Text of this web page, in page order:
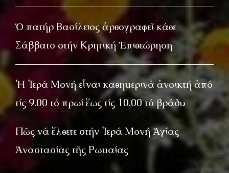
Ὁ πατήρ Βασίλειος ἀρθογραφεῖ κάθε
Σάββατο στήν Κρητική Ἐπιθεώρηση
Ἡ Ἱερά Μονή εἶναι καθημερινά ἀνοικτή ἀπό
τίς 9.00 τό πρωί ἕως τίς 10.00 τό βράδυ
Πῶς νά ἔλθετε στήν Ἱερά Μονή Ἁγίας
Ἀναστασίας τῆς Ρωμαίας